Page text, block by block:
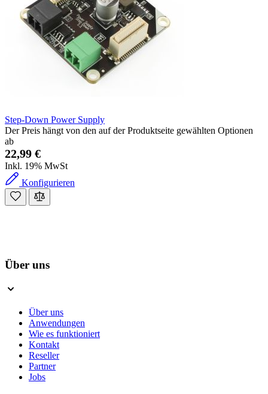
Step-Down Power Supply
Der Preis hängt von den auf der Produktseite gewählten Optionen
ab
22,99 €
Inkl. 19% MwSt
Konfigurieren
Über uns
Über uns
Anwendungen
Wie es funktioniert
Kontakt
Reseller
Partner
Jobs